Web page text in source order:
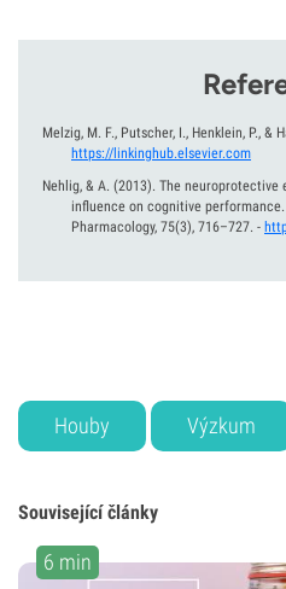
Melzig, M. F., Putscher, I., Henklein, P., &
https://linkinghub.elsevier.com
Nehlig, & A. (2013). The neuroprotective
influence on cognitive
Pharmacology, 75(3), 716–727. -
Houby Výzkum
Související články
6 min